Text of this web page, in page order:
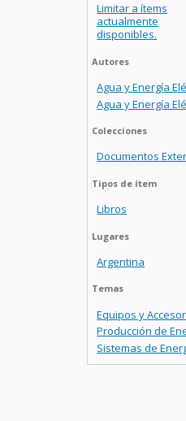
Limitar a ítems
actualmente
disponibles.
Autores
Agua y Energía
Agua y Energía
Colecciones
Documentos
Tipos de ítem
Libros
Lugares
Argentina
Temas
Equipos y
Producción de
Sistemas de